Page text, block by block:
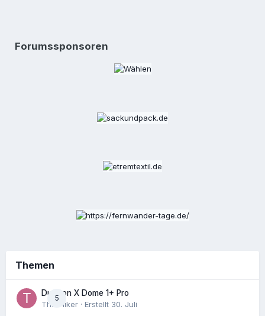
Forumssponsoren
Themen
5
Durston X Dome 1+ Pro
ThruHiker · Erstellt 30. Juli